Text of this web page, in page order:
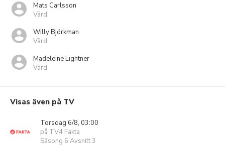
Mats Carlsson
Värd
Willy Björkman
Värd
Madeleine Lightner
Värd
Visas även på TV
Torsdag 6/8, 03:00
på TV4 Fakta
Säsong 6 Avsnitt 3